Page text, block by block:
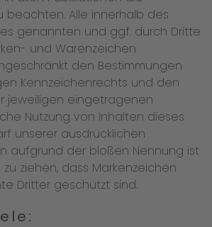
beachten. Alle innerhalb des
genannten und ggf. durch Dritte
und Warenzeichen
den Bestimmungen
Kennzeichenrechts und den
jeweiligen eingetragenen
Nutzung von Inhalten dieses
unserer ausdrücklichen
aufgrund der bloßen Nennung ist
ziehen, dass Markenzeichen
Dritter geschützt sind.